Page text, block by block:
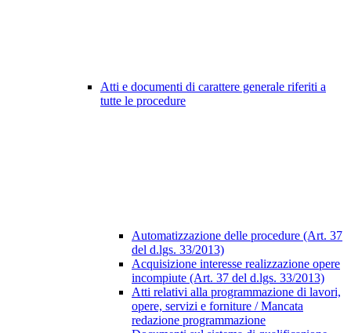
Atti e documenti di carattere generale riferiti a
tutte le procedure
Automatizzazione delle procedure (Art. 37
del d.lgs. 33/2013)
Acquisizione interesse realizzazione opere
incompiute (Art. 37 del d.lgs. 33/2013)
Atti relativi alla programmazione di lavori,
opere, servizi e forniture / Mancata
redazione programmazione